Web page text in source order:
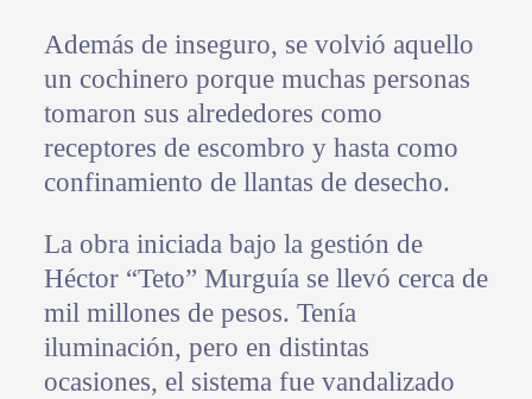
Además de inseguro, se volvió aquello
un cochinero porque muchas personas
tomaron sus alrededores como
receptores de escombro y hasta como
confinamiento de llantas de desecho.
La obra iniciada bajo la gestión de
Héctor “Teto” Murguía se llevó cerca de
mil millones de pesos. Tenía
iluminación, pero en distintas
ocasiones, el sistema fue vandalizado